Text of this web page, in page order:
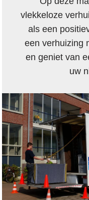
vlekkeloze
als een
een verhuizing
en geniet van
uw